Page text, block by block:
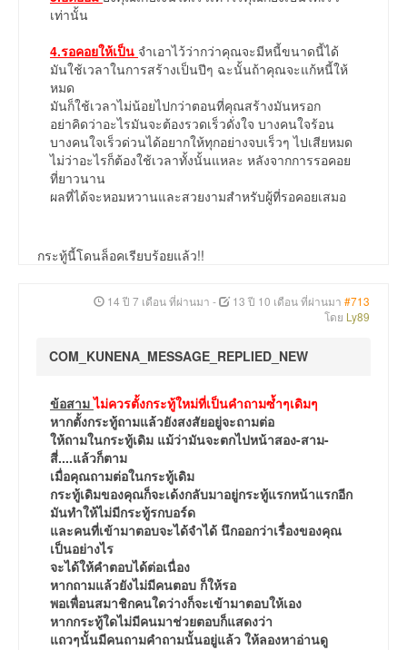
เท่านั้น
4.รอคอยให้เป็น จำเอาไว้ว่ากว่าคุณจะมีหนี้ขนาดนี้ได้
มันใช้เวลาในการสร้างเป็นปีๆ ฉะนั้นถ้าคุณจะแก้หนี้ให้
หมด
มันก็ใช้เวลาไม่น้อยไปกว่าตอนที่คุณสร้างมันหรอก
อย่าคิดว่าอะไรมันจะต้องรวดเร็วดั่งใจ บางคนใจร้อน
บางคนใจเร็วด่วนได้อยากให้ทุกอย่างจบเร็วๆ ไปเสียหมด
ไม่ว่าอะไรก็ต้องใช้เวลาทั้งนั้นแหละ หลังจากการรอคอย
ที่ยาวนาน
ผลที่ได้จะหอมหวานและสวยงามสำหรับผู้ที่รอคอยเสมอ
กระทู้นี้โดนล็อคเรียบร้อยแล้ว!!
14 ปี 7 เดือน ที่ผ่านมา - 13 ปี 10 เดือน ที่ผ่านมา #713
โดย Ly89
COM_KUNENA_MESSAGE_REPLIED_NEW
ข้อสามไม่ควรตั้งกระทู้ใหม่ที่เป็นคำถามซ้ำๆเดิมๆ
หากตั้งกระทู้ถามแล้วยังสงสัยอยู่จะถามต่อ
ให้ถามในกระทู้เดิม แม้ว่ามันจะตกไปหน้าสอง-สาม-
สี่....แล้วก็ตาม
เมื่อคุณถามต่อในกระทู้เดิม
กระทู้เดิมของคุณก็จะเด้งกลับมาอยู่กระทู้แรกหน้าแรกอีก
มันทำให้ไม่มีกระทู้รกบอร์ด
และคนที่เข้ามาตอบจะได้จำได้ นึกออกว่าเรื่องของคุณ
เป็นอย่างไร
จะได้ให้คำตอบได้ต่อเนื่อง
หากถามแล้วยังไม่มีคนตอบ ก็ให้รอ
พอเพื่อนสมาชิกคนใดว่างก็จะเข้ามาตอบให้เอง
หากกระทู้ใดไม่มีคนมาช่วยตอบก็แสดงว่า
แถวๆนั้นมีคนถามคำถามนั้นอยู่แล้ว ให้ลองหาอ่านดู